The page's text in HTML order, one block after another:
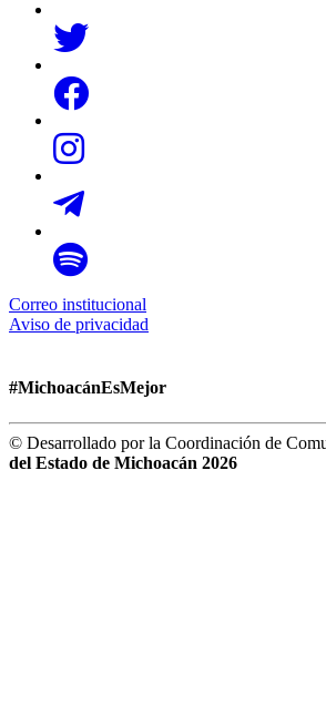
Correo institucional
Aviso de privacidad
#MichoacánEsMejor
© Desarrollado por la Coordinación de
del Estado de Michoacán 2026